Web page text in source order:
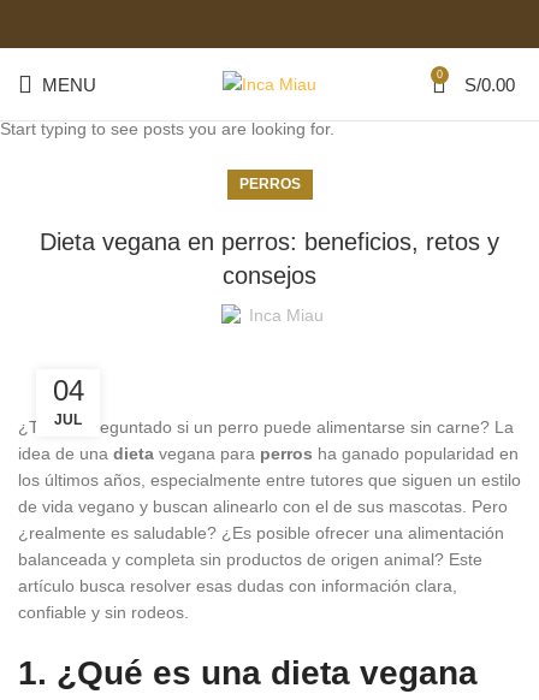
MENU 0 S/0.00
PERROS
Dieta vegana en perros: beneficios, retos y
consejos
Inca Miau
04
JUL
¿Te has preguntado si un perro puede alimentarse sin carne? La
idea de una dieta vegana para perros ha ganado popularidad en
los últimos años, especialmente entre tutores que siguen un estilo
de vida vegano y buscan alinearlo con el de sus mascotas. Pero
¿realmente es saludable? ¿Es posible ofrecer una alimentación
balanceada y completa sin productos de origen animal? Este
artículo busca resolver esas dudas con información clara,
confiable y sin rodeos.
1. ¿Qué es una dieta vegana
Start typing to see posts you are looking for.